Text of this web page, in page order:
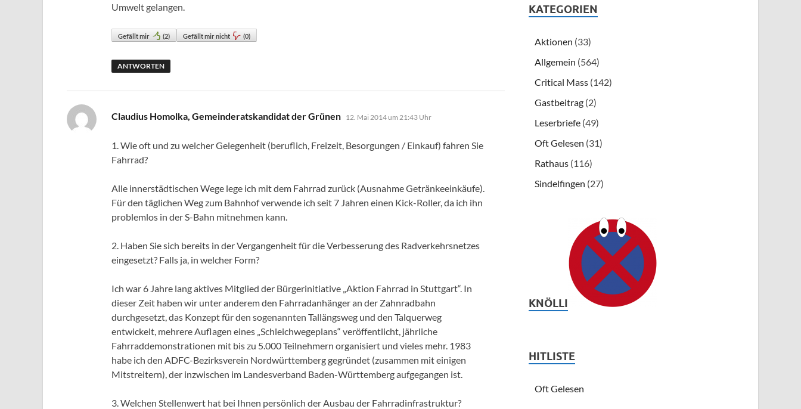
Umwelt gelangen.
Gefällt mir (2) Gefällt mir nicht (0)
ANTWORTEN
Claudius Homolka, Gemeinderatskandidat der Grünen sagt:
12. Mai 2014 um 21:43 Uhr
1. Wie oft und zu welcher Gelegenheit (beruflich, Freizeit, Besorgungen / Einkauf) fahren Sie
Fahrrad?
Alle innerstädtischen Wege lege ich mit dem Fahrrad zurück (Ausnahme Getränkeeinkäufe).
Für den täglichen Weg zum Bahnhof verwende ich seit 7 Jahren einen Kick-Roller, da ich ihn
problemlos in der S-Bahn mitnehmen kann.
2. Haben Sie sich bereits in der Vergangenheit für die Verbesserung des Radverkehrsnetzes
eingesetzt? Falls ja, in welcher Form?
Ich war 6 Jahre lang aktives Mitglied der Bürgerinitiative „Aktion Fahrrad in Stuttgart“. In
dieser Zeit haben wir unter anderem den Fahrradanhänger an der Zahnradbahn
durchgesetzt, das Konzept für den sogenannten Tallängsweg und den Talquerweg
entwickelt, mehrere Auflagen eines „Schleichwegeplans“ veröffentlicht, jährliche
Fahrraddemonstrationen mit bis zu 5.000 Teilnehmern organisiert und vieles mehr. 1983
habe ich den ADFC-Bezirksverein Nordwürttemberg gegründet (zusammen mit einigen
Mitstreitern), der inzwischen im Landesverband Baden-Württemberg aufgegangen ist.
3. Welchen Stellenwert hat bei Ihnen persönlich der Ausbau der Fahrradinfrastruktur?
KATEGORIEN
Aktionen (33)
Allgemein (564)
Critical Mass (142)
Gastbeitrag (2)
Leserbriefe (49)
Oft Gelesen (31)
Rathaus (116)
Sindelfingen (27)
KNÖLLI
HITLISTE
Oft Gelesen